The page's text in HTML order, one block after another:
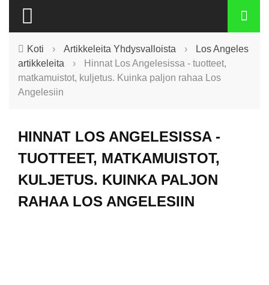
Koti › Artikkeleita Yhdysvalloista ›
Los Angeles
artikkeleita
›
Hinnat Los Angelesissa - tuotteet,
matkamuistot, kuljetus. Kuinka paljon rahaa Los
Angelesiin
HINNAT LOS ANGELESISSA -
TUOTTEET, MATKAMUISTOT,
KULJETUS. KUINKA PALJON
RAHAA LOS ANGELESIIN